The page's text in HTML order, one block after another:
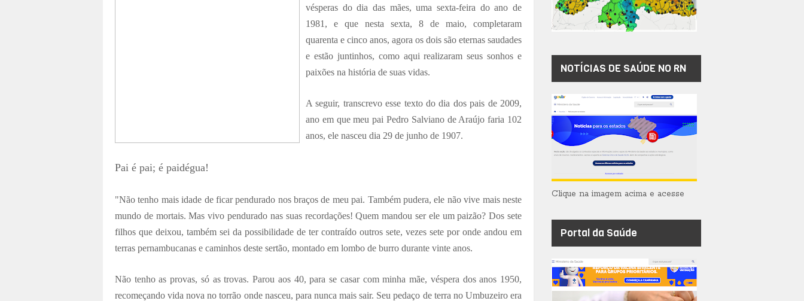
vésperas do dia das mães, uma sexta-feira do ano de
1981, e que nesta sexta, 8 de maio, completaram
quarenta e cinco anos, agora os dois são eternas saudades
e estão juntinhos, como aqui realizaram seus sonhos e
paixões na história de suas vidas.
A seguir, transcrevo esse texto do dia dos pais de 2009,
ano em que meu pai Pedro Salviano de Araújo faria 102
anos, ele nasceu dia 29 de junho de 1907.
Pai é pai; é paidégua!
"Não tenho mais idade de ficar pendurado nos braços de meu pai. Também pudera, ele não vive mais neste
mundo de mortais. Mas vivo pendurado nas suas recordações! Quem mandou ser ele um paizão? Dos sete
filhos que deixou, também sei da possibilidade de ter contraído outros sete, vezes sete por onde andou em
terras pernambucanas e caminhos deste sertão, montado em lombo de burro durante vinte anos.
Não tenho as provas, só as trovas. Parou aos 40, para se casar com minha mãe, véspera dos anos 1950,
recomeçando vida nova no torrão onde nasceu, para nunca mais sair. Seu pedaço de terra no Umbuzeiro era
NOTÍCIAS DE SAÚDE NO RN
Clique na imagem acima e acesse
Portal da Saúde